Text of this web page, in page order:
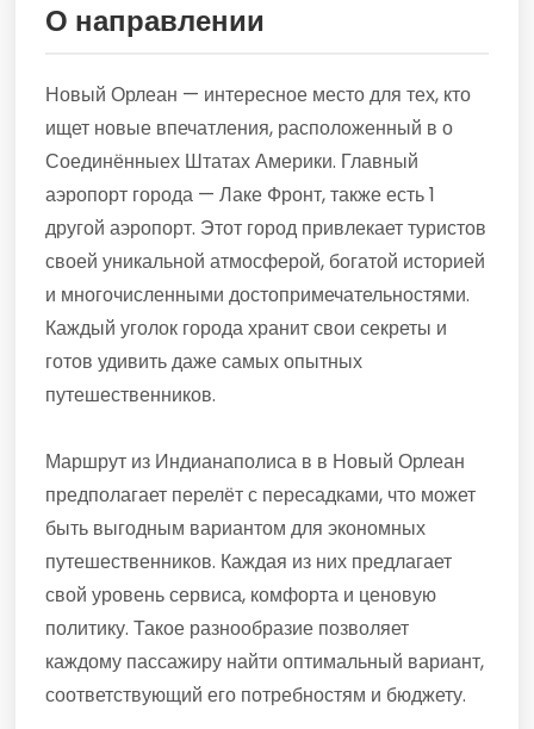
О направлении
Новый Орлеан — интересное место для тех, кто
ищет новые впечатления, расположенный в о
Соединённыех Штатах Америки. Главный
аэропорт города — Лаке Фронт, также есть 1
другой аэропорт. Этот город привлекает туристов
своей уникальной атмосферой, богатой историей
и многочисленными достопримечательностями.
Каждый уголок города хранит свои секреты и
готов удивить даже самых опытных
путешественников.
Маршрут из Индианаполиса в в Новый Орлеан
предполагает перелёт с пересадками, что может
быть выгодным вариантом для экономных
путешественников. Каждая из них предлагает
свой уровень сервиса, комфорта и ценовую
политику. Такое разнообразие позволяет
каждому пассажиру найти оптимальный вариант,
соответствующий его потребностям и бюджету.